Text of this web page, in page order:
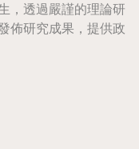
，透過嚴謹的理論研
佈研究成果，提供政